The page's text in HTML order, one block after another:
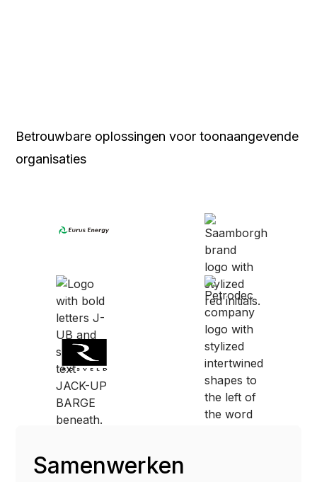
Betrouwbare oplossingen voor toonaangevende
organisaties
Samenwerken